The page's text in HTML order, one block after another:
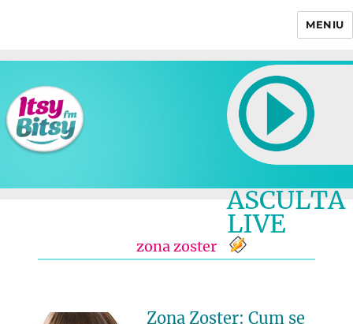
MENIU
ASCULTA
LIVE
zona zoster
Zona Zoster: Cum se